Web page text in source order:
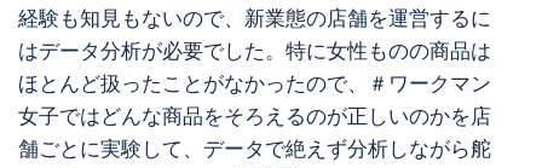
経験も知見もないので、新業態の店舗を運営するに
はデータ分析が必要でした。特に女性ものの商品は
ほとんど扱ったことがなかったので、＃ワークマン
女子ではどんな商品をそろえるのが正しいのかを店
舗ごとに実験して、データで絶えず分析しながら舵